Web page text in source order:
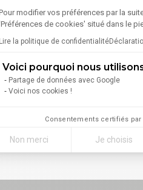
modifier vos préférences par la
de cookies' situé dans le
Lire la politique de confidentialité
Voici pourquoi nous
Partage de données avec Google
Voici nos cookies !
Consentements certifiés par
Non merci Je choisis
plateforme vous permet